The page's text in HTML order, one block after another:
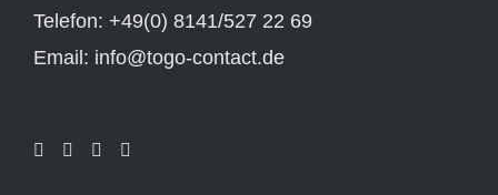
Telefon: +49(0) 8141/527 22 69
Email: info@togo-contact.de